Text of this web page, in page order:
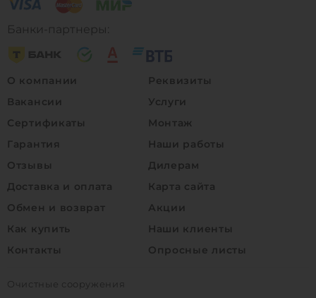
Банки-партнеры:
О компании
Вакансии
Сертификаты
Гарантия
Отзывы
Доставка и оплата
Обмен и возврат
Как купить
Контакты
Реквизиты
Услуги
Монтаж
Наши работы
Дилерам
Карта сайта
Акции
Наши клиенты
Опросные листы
Очистные сооружения